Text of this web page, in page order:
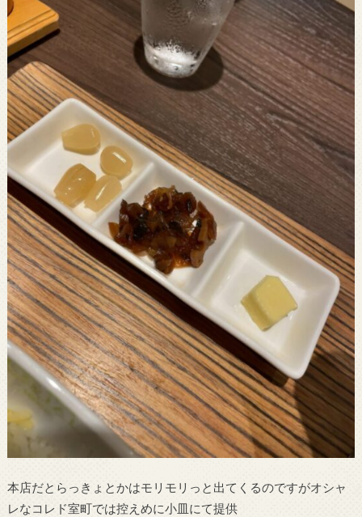
本店だとらっきょとかはモリモリっと出てくるのですがオシャ
レなコレド室町では控えめに小皿にて提供